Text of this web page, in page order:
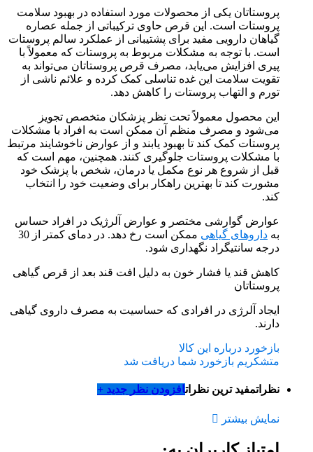
پروستاتان یکی از محصولات مورد استفاده در بهبود سلامت
پروستات است. این قرص حاوی ترکیباتی از جمله عصاره
گیاهان دارویی مفید برای پشتیبانی از عملکرد سالم پروستات
است. با توجه به مشکلات مربوط به پروستات که معمولاً با
پیری افزایش می‌یابد، مصرف قرص پروستاتان می‌تواند به
تقویت سلامت این غده تناسلی کمک کرده و علائم ناشی از
تورم و التهاب پروستات را کاهش دهد.
این محصول معمولاً تحت نظر پزشکان متخصص تجویز
می‌شود و مصرف منظم آن ممکن است به افراد با مشکلات
پروستات کمک کند تا بهبود یابند و از عوارض ناخوشایند مرتبط
با مشکلات پروستات جلوگیری کنند. همچنین، مهم است که
قبل از شروع هر نوع مکمل یا درمان، شخص با پزشک خود
مشورت کند تا بهترین راهکار برای وضعیت خود را انتخاب
کند.
عوارض گوارشی مختصر و عوارض آلرژیک در افراد حساس
به داروهای گیاهی
ممکن است رخ دهد. در دمای کمتر از 30
درجه سانتیگراد نگهداری شود.
کاهش قند یا فشار خون به دلیل افت قند بعد از قرص گیاهی
پروستاتان
ایجاد آلرژی در افرادی که حساسیت به مصرف داروی گیاهی
دارند.
بازخورد درباره این کالا
متشکریم بازخورد شما دریافت شد
نظراتمفید ترین نظراتافزودن نظر جدید +
نمایش بیشتر